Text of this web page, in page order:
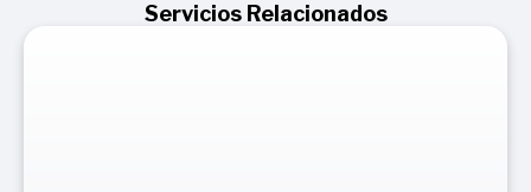
Servicios Relacionados